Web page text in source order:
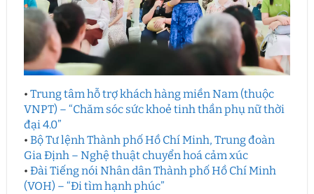
• Trung tâm hỗ trợ khách hàng miền Nam (thuộc
VNPT) – “Chăm sóc sức khoẻ tinh thần phụ nữ thời
đại 4.0”
• Bộ Tư lệnh Thành phố Hồ Chí Minh, Trung đoàn
Gia Định – Nghệ thuật chuyển hoá cảm xúc
• Đài Tiếng nói Nhân dân Thành phố Hồ Chí Minh
(VOH) – “Đi tìm hạnh phúc”